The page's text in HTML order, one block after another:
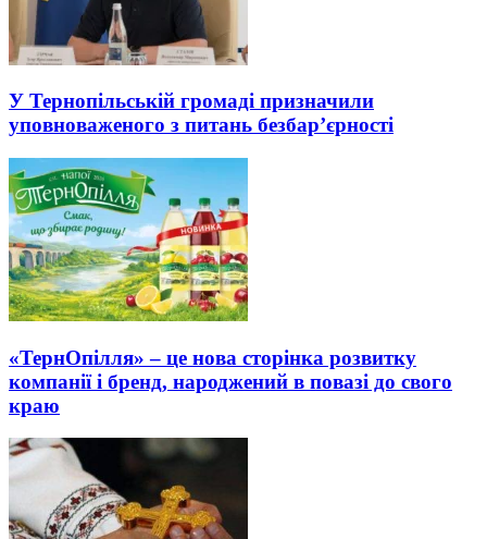
У Тернопільській громаді призначили
уповноваженого з питань безбар’єрності
«ТернОпілля» – це нова сторінка розвитку
компанії і бренд, народжений в повазі до свого
краю